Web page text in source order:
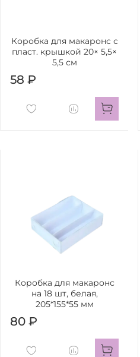
Коробка для макаронс с
пласт. крышкой 20× 5,5×
5,5 см
58 ₽
Коробка для макаронс
на 18 шт, белая,
205*155*55 мм
80 ₽